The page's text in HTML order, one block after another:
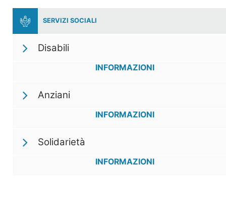
SERVIZI SOCIALI
Disabili
INFORMAZIONI
Anziani
INFORMAZIONI
Solidarietà
INFORMAZIONI